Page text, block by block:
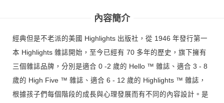
內容簡介
經典但是不老派的美國 Highlights 出版社，從 1946 年發行第一
本 Highlights 雜誌開始，至今已經有 70 多年的歷史，旗下擁有
三個雜誌品牌，分別是適合 0 -2 歲的 Hello ™ 雜誌、適合 3 - 8
歲的 High Five ™ 雜誌、適合 6 - 12 歲的 Highlights ™ 雜誌，
根據孩子們每個階段的成長與心理發展而有不同的內容設計。是